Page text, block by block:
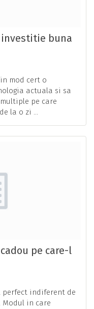
investitie buna
mod cert o
actuala si sa
pe care
la o zi ...
pe care-l
perfect indiferent de
in care